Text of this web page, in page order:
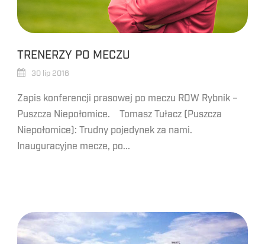
TRENERZY PO MECZU
30 lip 2016
Zapis konferencji prasowej po meczu ROW Rybnik –
Puszcza Niepołomice. Tomasz Tułacz (Puszcza
Niepołomice): Trudny pojedynek za nami.
Inauguracyjne mecze, po...